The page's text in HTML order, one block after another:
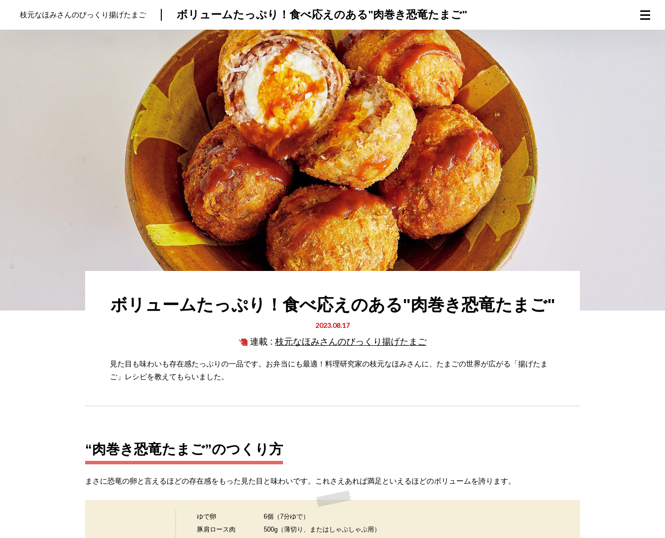
トップ プロが教えるレシピ 厳選！店探し 食のストーリー 連載一覧
枝元なほみさんのびっくり揚げたまご ボリュームたっぷり！食べ応えのある"肉巻き恐竜たまご"
ボリュームたっぷり！食べ応えのある"肉巻き恐竜たまご"
2023.08.17
連載 : 枝元なほみさんのびっくり揚げたまご
見た目も味わいも存在感たっぷりの一品です。お弁当にも最適！料理研究家の枝元なほみさんに、たまごの世界が広がる「揚げたま
ご」レシピを教えてもらいました。
“肉巻き恐竜たまご”のつくり方
まさに恐竜の卵と言えるほどの存在感をもった見た目と味わいです。これさえあれば満足といえるほどのボリュームを誇ります。
ゆで卵
6個（7分ゆで）
豚肩ロース肉
500g（薄切り、またはしゃぶしゃぶ用）